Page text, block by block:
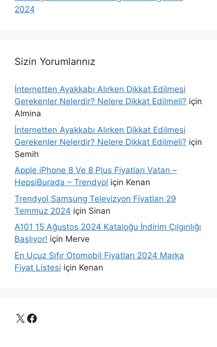
2024
Sizin Yorumlarınız
İnternetten Ayakkabı Alırken Dikkat Edilmesi
Gerekenler Nelerdir? Nelere Dikkat Edilmeli? için
Almina
İnternetten Ayakkabı Alırken Dikkat Edilmesi
Gerekenler Nelerdir? Nelere Dikkat Edilmeli? için
Semih
Apple iPhone 8 Ve 8 Plus Fiyatları Vatan –
HepsiBurada – Trendyol için Kenan
Trendyol Samsung Televizyon Fiyatları 29
Temmuz 2024 için Sinan
A101 15 Ağustos 2024 Kataloğu İndirim Çılgınlığı
Başlıyor! için Merve
En Ucuz Sıfır Otomobil Fiyatları 2024 Marka
Fiyat Listesi için Kenan
X Facebook